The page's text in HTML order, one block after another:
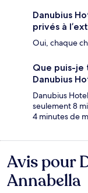
Danubius
privés à
Oui, chaque
Que puis-je
Danubius
Danubius
seulement 8
4 minutes de
Avis
Avis pour
Annabella